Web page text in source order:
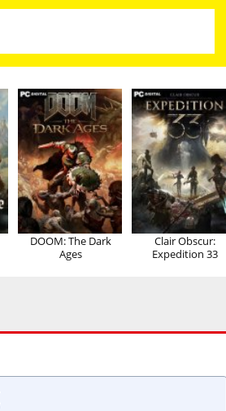
DOOM: The Dark
Ages
Clair Obscur:
Expedition 33